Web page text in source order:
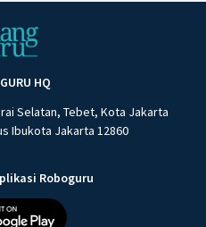
HQ
Selatan, Tebet, Kota Jakarta
Ibukota Jakarta 12860
Roboguru